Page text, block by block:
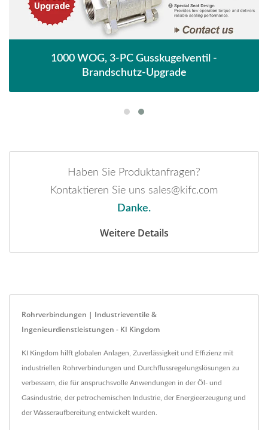
1000 WOG, 3-PC Gusskugelventil -
Brandschutz-Upgrade
Haben Sie Produktanfragen?
Kontaktieren Sie uns sales@kifc.com
Danke.
Weitere Details
Rohrverbindungen | Industrieventile &
Ingenieurdienstleistungen - KI Kingdom
KI Kingdom hilft globalen Anlagen, Zuverlässigkeit und Effizienz mit
industriellen Rohrverbindungen und Durchflussregelungslösungen zu
verbessern, die für anspruchsvolle Anwendungen in der Öl- und
Gasindustrie, der petrochemischen Industrie, der Energieerzeugung und
der Wasseraufbereitung entwickelt wurden.